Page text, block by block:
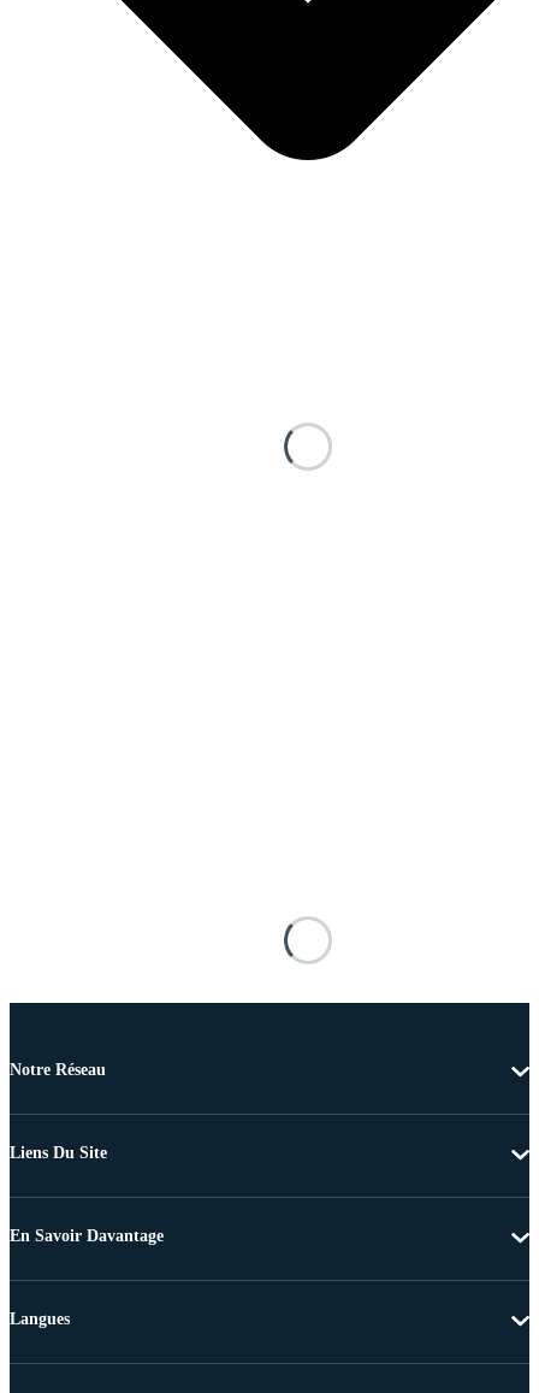
Notre Réseau
Liens Du Site
En Savoir Davantage
Langues